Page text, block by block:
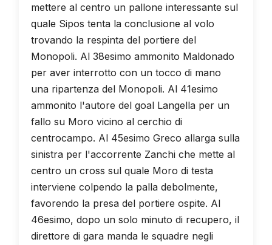
mettere al centro un pallone interessante sul
quale Sipos tenta la conclusione al volo
trovando la respinta del portiere del
Monopoli. Al 38esimo ammonito Maldonado
per aver interrotto con un tocco di mano
una ripartenza del Monopoli. Al 41esimo
ammonito l'autore del goal Langella per un
fallo su Moro vicino al cerchio di
centrocampo. Al 45esimo Greco allarga sulla
sinistra per l'accorrente Zanchi che mette al
centro un cross sul quale Moro di testa
interviene colpendo la palla debolmente,
favorendo la presa del portiere ospite. Al
46esimo, dopo un solo minuto di recupero, il
direttore di gara manda le squadre negli